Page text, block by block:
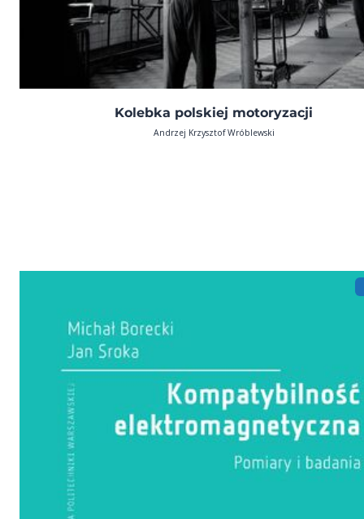
Kolebka polskiej motoryzacji
Andrzej Krzysztof Wróblewski